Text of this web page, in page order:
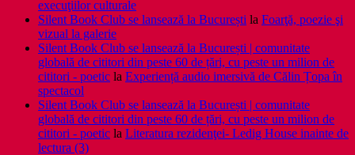
execuţiilor culturale
Silent Book Club se lansează la București la Foarţă, poezie şi
vizual la galerie
Silent Book Club se lansează la București | comunitate
globală de cititori din peste 60 de țări, cu peste un milion de
cititori - poetic la Experiență audio imersivă de Călin Țopa în
spectacol
Silent Book Club se lansează la București | comunitate
globală de cititori din peste 60 de țări, cu peste un milion de
cititori - poetic la Literatura rezidenţei- Ledig House inainte de
lectura (3)